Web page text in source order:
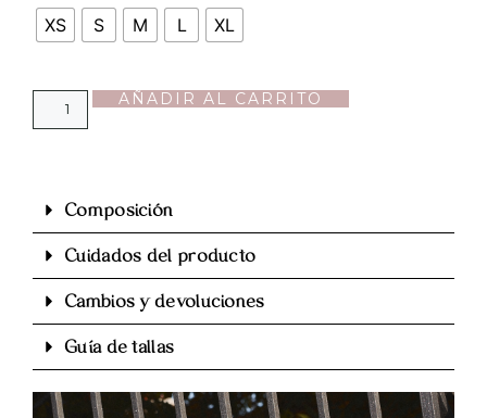
XS S M L XL
AÑADIR AL CARRITO
Composición
Cuidados del producto
Cambios y devoluciones
Guía de tallas